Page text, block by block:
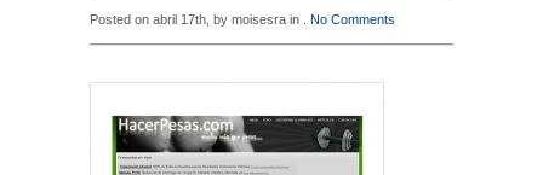
Posted on abril 17th, by moisesra in . No Comments